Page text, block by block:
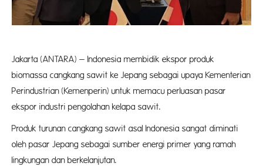
Jakarta (ANTARA) – Indonesia membidik ekspor produk
biomassa cangkang sawit ke Jepang sebagai upaya Kementerian
Perindustrian (Kemenperin) untuk memacu perluasan pasar
ekspor industri pengolahan kelapa sawit.
Produk turunan cangkang sawit asal Indonesia sangat diminati
oleh pasar Jepang sebagai sumber energi primer yang ramah
lingkungan dan berkelanjutan.